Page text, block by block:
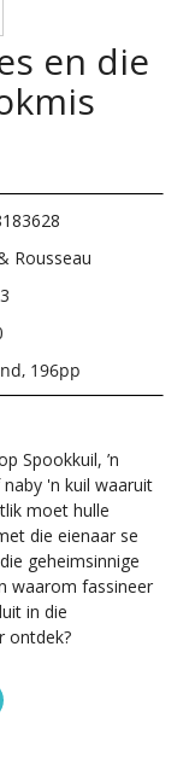
en die
Rousseau
196pp
Spookkuil, ’n
'n kuil waaruit
moet hulle
die eienaar se
geheimsinnige
waarom fassineer
in die
ontdek?